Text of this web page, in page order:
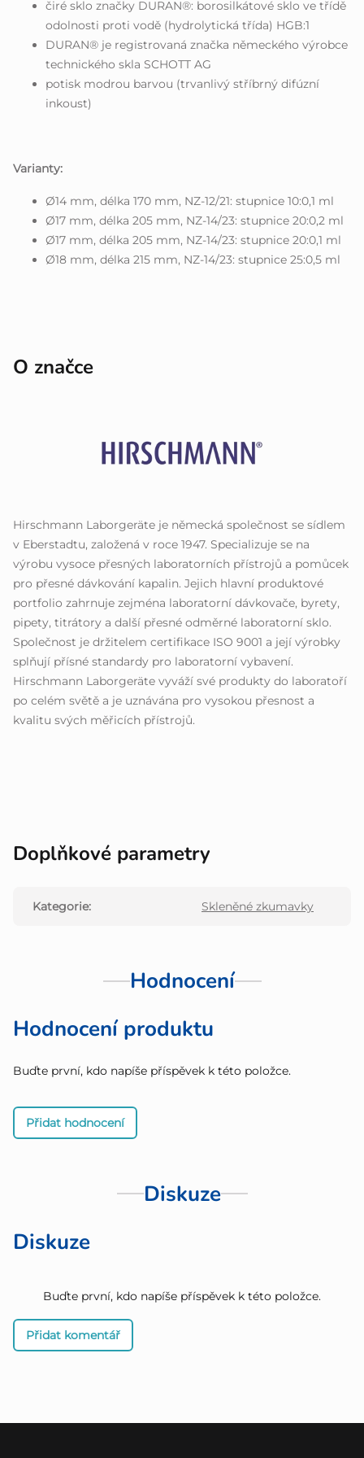
čiré sklo značky DURAN®: borosilkátové sklo ve třídě
odolnosti proti vodě (hydrolytická třída) HGB:1
DURAN® je registrovaná značka německého výrobce
technického skla SCHOTT AG
potisk modrou barvou (trvanlivý stříbrný difúzní
inkoust)
Varianty:
Ø14 mm, délka 170 mm, NZ-12/21: stupnice 10:0,1 ml
Ø17 mm, délka 205 mm, NZ-14/23: stupnice 20:0,2 ml
Ø17 mm, délka 205 mm, NZ-14/23: stupnice 20:0,1 ml
Ø18 mm, délka 215 mm, NZ-14/23: stupnice 25:0,5 ml
O značce
Hirschmann Laborgeräte je německá společnost se sídlem
v Eberstadtu, založená v roce 1947. Specializuje se na
výrobu vysoce přesných laboratorních přístrojů a pomůcek
pro přesné dávkování kapalin. Jejich hlavní produktové
portfolio zahrnuje zejména laboratorní dávkovače, byrety,
pipety, titrátory a další přesné odměrné laboratorní sklo.
Společnost je držitelem certifikace ISO 9001 a její výrobky
splňují přísné standardy pro laboratorní vybavení.
Hirschmann Laborgeräte vyváží své produkty do laboratoří
po celém světě a je uznávána pro vysokou přesnost a
kvalitu svých měřicích přístrojů.
Doplňkové parametry
Kategorie: Skleněné zkumavky
Hodnocení
Hodnocení produktu
Buďte první, kdo napíše příspěvek k této položce.
Přidat hodnocení
Diskuze
Diskuze
Buďte první, kdo napíše příspěvek k této položce.
Přidat komentář